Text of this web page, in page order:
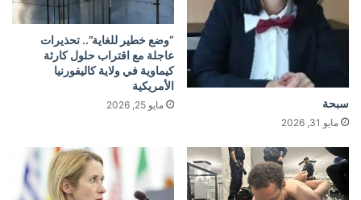
سبحة
مايو 31, 2026
“وضع خطير للغاية”.. تحذيرات
عاجلة مع اقتراب حلول كارثة
كيماوية في ولاية كاليفورنيا
الأمريكية
مايو 25, 2026